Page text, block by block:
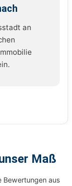
an
Maß
Bewertungen aus